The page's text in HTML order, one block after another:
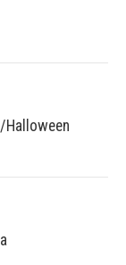
Halloween